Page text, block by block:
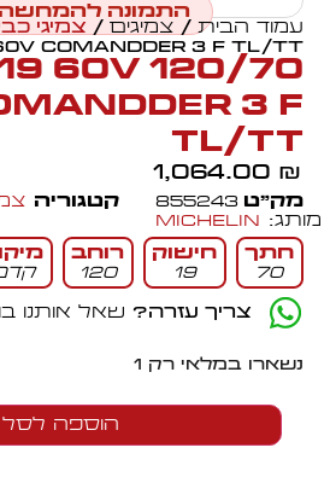
התמונה
עמוד הבית/ צמיגים / צמיגי
COMANDDER 3 F TL/TT
R 19 60V
3 F
TL/TT
1,064.00 ₪
מק״ט 855243 קטגוריה
מותג: Michelin
חתך
70
חישוק
19
רוחב
120
צריך עזרה? שאל אותנו
נשארו במלאי רק 1
הוספה לסל